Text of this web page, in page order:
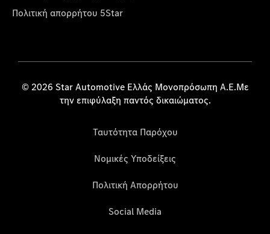
Πολιτική απορρήτου 5Star
© 2026 Star Automotive Ελλάς Μονοπρόσωπη Α.Ε.Με
την επιφύλαξη παντός δικαιώματος.
Ταυτότητα Παρόχου
Νομικές Υποδείξεις
Πολιτική Απορρήτου
Social Media